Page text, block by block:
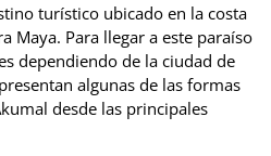
turístico ubicado en la costa
Maya. Para llegar a este paraíso
dependiendo de la ciudad de
algunas de las formas
desde las principales